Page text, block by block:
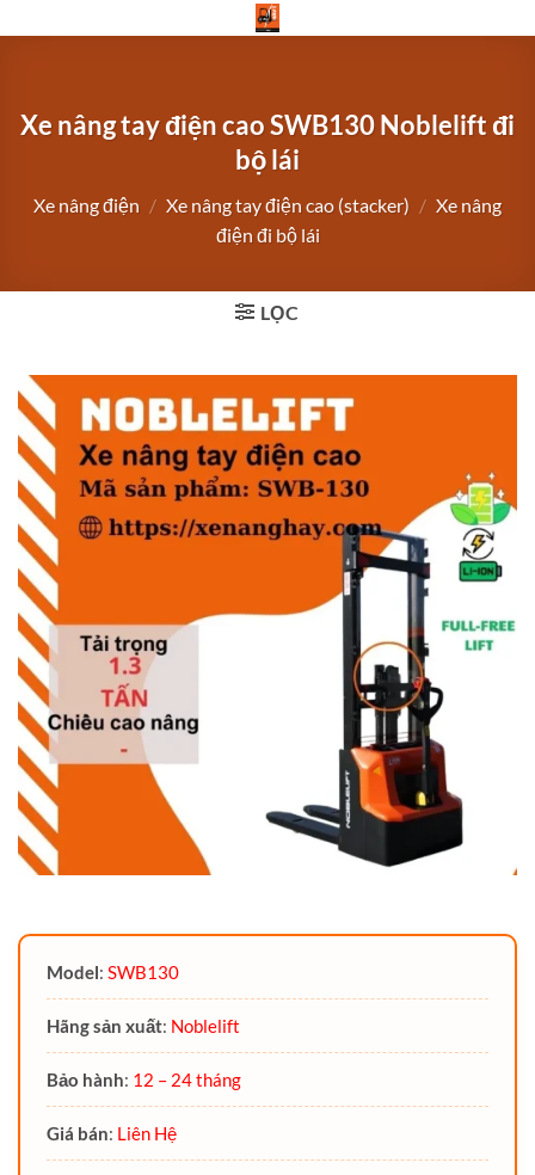
qua
Xe nâng tay điện cao SWB130 Noblelift đi
bộ lái
Xe nâng điện / Xe nâng tay điện cao (stacker) / Xe nâng
điện đi bộ lái
LỌC
Model: SWB130
Hãng sản xuất: Noblelift
Bảo hành: 12 – 24 tháng
Giá bán: Liên Hệ